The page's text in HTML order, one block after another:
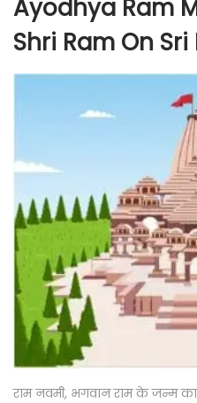
Ayodhya Ram
Shri Ram On
राम नवमी, भगवान राम के जन्म